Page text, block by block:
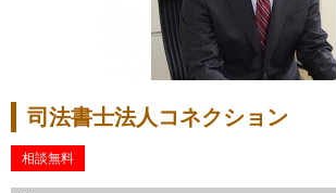
司法書士法人コネクション
相談無料